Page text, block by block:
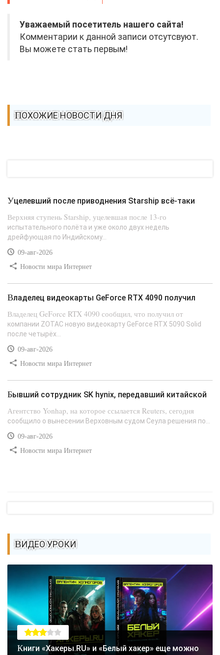
Уважаемый посетитель нашего сайта!
Комментарии к данной записи отсутсвуют.
Вы можете стать первым!
ПОХОЖИЕ НОВОСТИ ДНЯ
Уцелевший после приводнения Starship всё-таки
Верхняя ступень Starship, уцелевшая после 13-го
испытательного полёта и уже около двух недель
дрейфующая по Индийскому...
09-авг-2026
Новости мира Интернет
Владелец видеокарты GeForce RTX 4090 получил
Владелец GeForce RTX 4090 сообщил, что получил от
компании ZOTAC новую видеокарту GeForce RTX 5090 Solid
после четырёх...
09-авг-2026
Новости мира Интернет
Бывший сотрудник SK hynix, передавший китайской
Агентство Yonhap, на которое ссылается Reuters, сегодня
сообщило о вынесении Верховным судом Сеула решения по...
09-авг-2026
Новости мира Интернет
ВИДЕО УРОКИ
Книги «Хакеры.RU» и «Белый хакер» еще можно